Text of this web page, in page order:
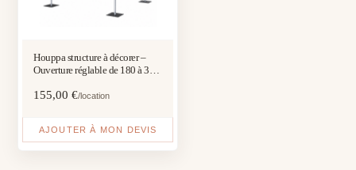
Houppa structure à décorer –
Ouverture réglable de 180 à 300
155,00€/location
AJOUTER À MON DEVIS